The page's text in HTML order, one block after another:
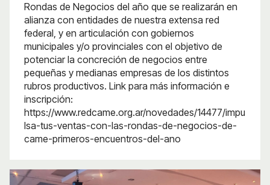
Rondas de Negocios del año que se realizarán en
alianza con entidades de nuestra extensa red
federal, y en articulación con gobiernos
municipales y/o provinciales con el objetivo de
potenciar la concreción de negocios entre
pequeñas y medianas empresas de los distintos
rubros productivos. Link para más información e
inscripción:
https://www.redcame.org.ar/novedades/14477/impu
lsa-tus-ventas-con-las-rondas-de-negocios-de-
came-primeros-encuentros-del-ano